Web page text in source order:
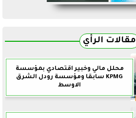
مقالات الرأي
محلل مالي وخبير اقتصادي بمؤسسة
KPMG سابقا ومؤسسة رودل الشرق
الاوسط